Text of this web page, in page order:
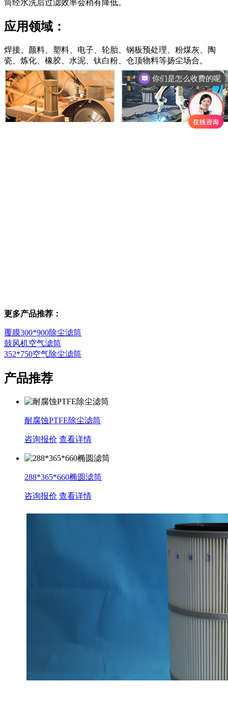
筒经水洗后过滤效率会稍有降低。
应用领域：
焊接、颜料、塑料、电子、轮胎、钢板预处理、粉煤灰、陶
瓷、炼化、橡胶、水泥、钛白粉、仓顶物料等扬尘场合。
更多产品推荐：
覆膜300*900除尘滤筒
鼓风机空气滤筒
352*750空气除尘滤筒
产品推荐
耐腐蚀PTFE除尘滤筒
咨询报价 查看详情
288*365*660椭圆滤筒
咨询报价 查看详情
你们是怎么收费的呢
现在有优惠活动吗